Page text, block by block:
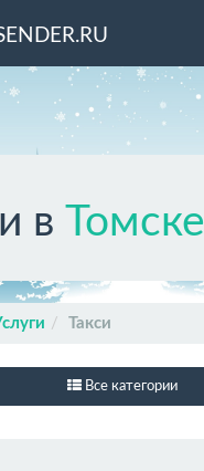
в Томске
Такси
Все категории